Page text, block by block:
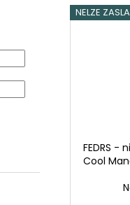
NELZE
FEDRS -
Cool